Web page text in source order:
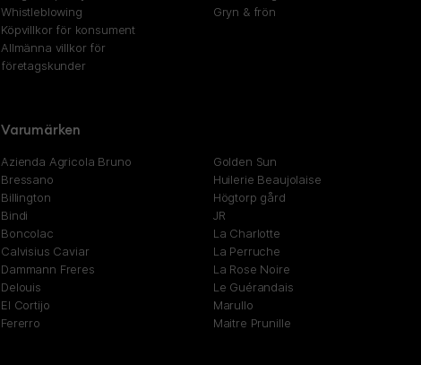
Whistleblowing
Köpvillkor för konsument
Allmänna villkor för
företagskunder
Gryn & frön
Varumärken
Azienda Agricola Bruno
Bressano
Billington
Bindi
Boncolac
Calvisius Caviar
Dammann Freres
Delouis
El Cortijo
Fererro
Golden Sun
Huilerie Beaujolaise
Högtorp gård
JR
La Charlotte
La Perruche
La Rose Noire
Le Guérandais
Marullo
Maitre Prunille